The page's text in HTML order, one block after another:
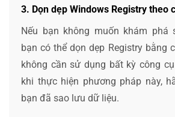
3. Dọn dẹp Windows Registry theo
Nếu bạn không muốn khám phá
bạn có thể dọn dẹp Registry bằng
không cần sử dụng bất kỳ công
khi thực hiện phương pháp này,
bạn đã sao lưu dữ liệu.